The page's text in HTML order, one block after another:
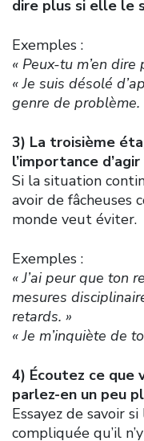
dire plus si elle le
Exemples :
« Peux-tu m’en
« Je suis désolé
genre de problème.
3) La troisième
l’importance
Si la situation
avoir de fâcheuses
monde veut éviter.
Exemples :
« J’ai peur que ton
mesures
retards. »
« Je m’inquiète de
4) Écoutez ce que
parlez-en un peu
Essayez de savoir
compliquée qu’il